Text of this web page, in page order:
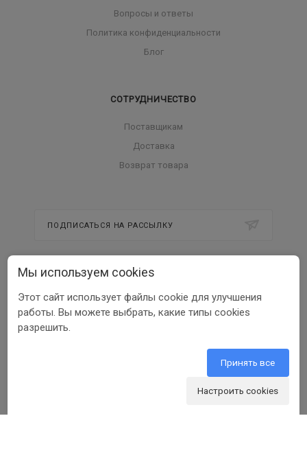
Вопросы и ответы
Политика конфиденциальности
Блог
СОТРУДНИЧЕСТВО
Поставщикам
Доставка
Возврат товара
ПОДПИСАТЬСЯ НА РАССЫЛКУ
8 800 350 56 58
info@beltools.ru
Северный, зд. 7, помещ. 1
Мы используем cookies
Этот сайт использует файлы cookie для улучшения
работы. Вы можете выбрать, какие типы cookies
разрешить.
Настроить cookies
Принять все